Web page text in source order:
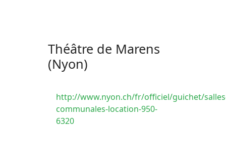
Théâtre de Marens
(Nyon)
http://www.nyon.ch/fr/officiel/guichet/
communales-location-950-
6320